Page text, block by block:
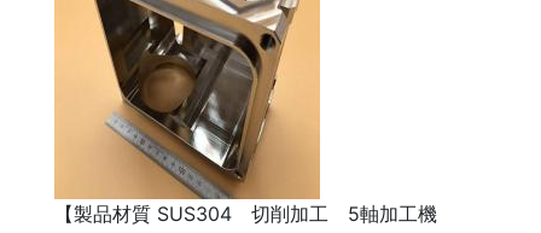
【製品材質 SUS304 切削加工 5軸加工機